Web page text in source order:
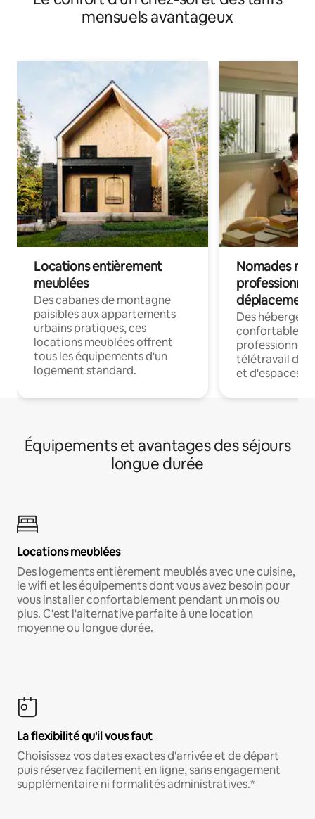
mensuels avantageux
Locations entièrement
meublées
Des cabanes de montagne
paisibles aux appartements
urbains pratiques, ces
locations meublées offrent
tous les équipements d'un
logement standard.
Nomades
déplacement
Des
confortables
professionnels
télétravail
et d'espaces
Équipements et avantages des séjours
longue durée
Locations meublées
Des logements entièrement meublés avec une cuisine,
le wifi et les équipements dont vous avez besoin pour
vous installer confortablement pendant un mois ou
plus. C'est l'alternative parfaite à une location
moyenne ou longue durée.
La flexibilité qu'il vous faut
Choisissez vos dates exactes d'arrivée et de départ
puis réservez facilement en ligne, sans engagement
supplémentaire ni formalités administratives.*